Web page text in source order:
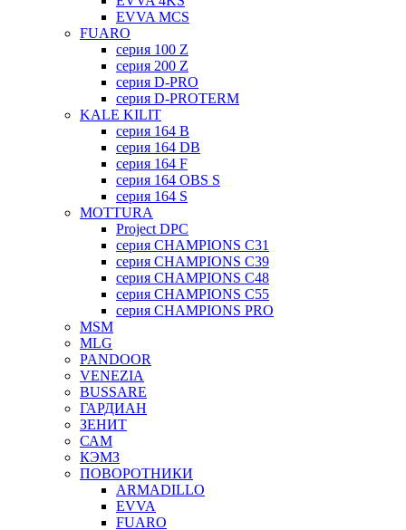
EVVA MCS
FUARO
серия 100 Z
серия 200 Z
серия D-PRO
серия D-PROTERM
KALE KILIT
серия 164 B
серия 164 DB
серия 164 F
серия 164 OBS S
серия 164 S
MOTTURA
Project DPC
серия CHAMPIONS C31
серия CHAMPIONS C39
серия CHAMPIONS C48
серия CHAMPIONS C55
серия CHAMPIONS PRO
MSM
MLG
PANDOOR
VENEZIA
BUSSARE
ГАРДИАН
ЗЕНИТ
САМ
КЭМЗ
ПОВОРОТНИКИ
ARMADILLO
EVVA
FUARO